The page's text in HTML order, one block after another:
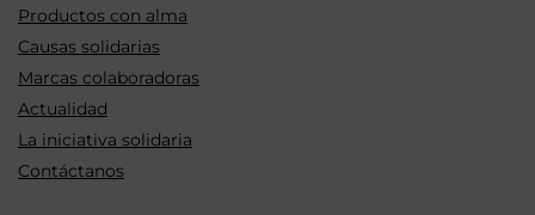
Productos con alma
Causas solidarias
Marcas colaboradoras
Actualidad
La iniciativa solidaria
Contáctanos